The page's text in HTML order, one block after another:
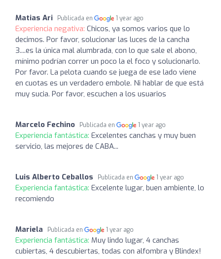
Matias Ari Publicada en 1 year ago
Experiencia negativa: Chicos, ya somos varios que lo
decimos. Por favor, solucionar las luces de la cancha
3....es la única mal alumbrada, con lo que sale el abono,
mínimo podrían correr un poco la el foco y solucionarlo.
Por favor. La pelota cuando se juega de ese lado viene
en cuotas es un verdadero embole. Ni hablar de que está
muy sucia. Por favor, escuchen a los usuarios
Marcelo Fechino Publicada en 1 year ago
Experiencia fantástica: Excelentes canchas y muy buen
servicio, las mejores de CABA...
Luis Alberto Ceballos Publicada en 1 year ago
Experiencia fantástica: Excelente lugar, buen ambiente, lo
recomiendo
Mariela Publicada en 1 year ago
Experiencia fantástica: Muy lindo lugar, 4 canchas
cubiertas, 4 descubiertas, todas con alfombra y Blindex!